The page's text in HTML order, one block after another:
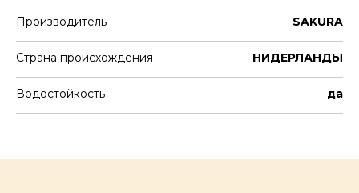
Производитель SAKURA
Страна происхождения НИДЕРЛАНДЫ
Водостойкость да